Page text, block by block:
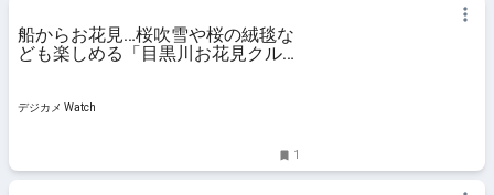
船からお花見…桜吹雪や桜の絨毯な
ども楽しめる「目黒川お花見クルー
デジカメ Watch
1